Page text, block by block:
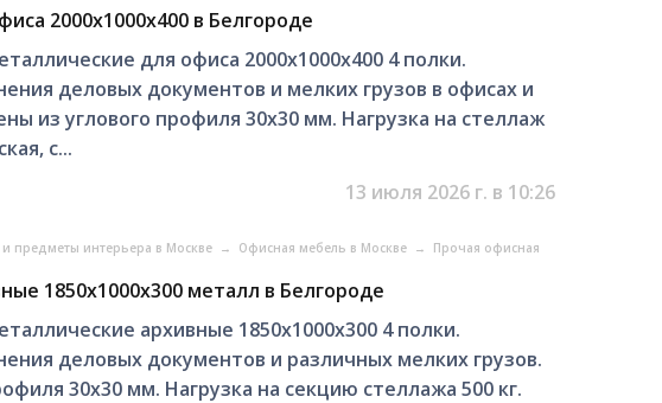
2000х1000х400 в Белгороде
для офиса 2000х1000х400 4 полки.
деловых документов и мелких грузов в офисах и
из углового профиля 30х30 мм. Нагрузка на стеллаж
с...
13 июля 2026 г. в 10:26
предметы интерьера в Москве → Офисная мебель в Москве → Прочая офисная
1850х1000х300 металл в Белгороде
архивные 1850х1000х300 4 полки.
деловых документов и различных мелких грузов.
30х30 мм. Нагрузка на секцию стеллажа 500 кг.